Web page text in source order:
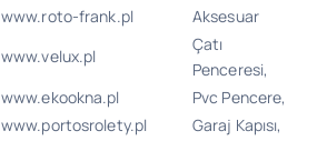
www.roto-frank.pl
Aksesuar
www.velux.pl
Çatı
Penceresi,
www.ekookna.pl
Pvc Pencere,
www.portosrolety.pl
Garaj Kapısı,